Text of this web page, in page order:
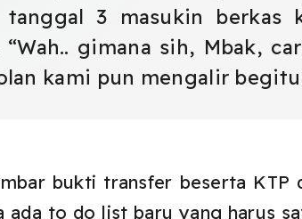
3 masukin berkas
gimana sih, Mbak,
kami pun mengalir begitu
bukti transfer beserta KTP
to do list baru yang harus